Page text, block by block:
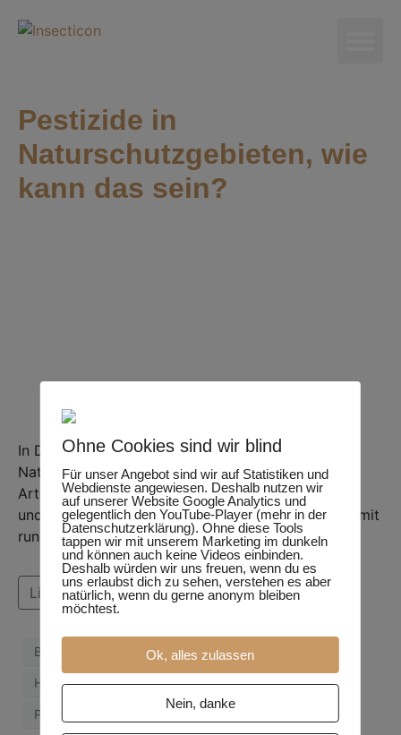
Pestizide in
Naturschutzgebieten, wie
kann das sein?
In Deutschland gibt es derzeit mehr als 8.800
Naturschutzgebiete. Sie gelten als Inseln der
Artenvielfalt, die besondere Lebensräume erhalten
und wiederherstellen. Dennoch sind dort Insekten mit
rund 16 Pestiziden belastet. Wie kann das sein?
Lies weiter
Brühl Entomologe Gifte
Hörren Insekten Naturschutzgebiete
Pestizide
Ohne Cookies sind wir blind
Für unser Angebot sind wir auf Statistiken und
Webdienste angewiesen. Deshalb nutzen wir
auf unserer Website Google Analytics und
gelegentlich den YouTube-Player (mehr in der
Datenschutzerklärung). Ohne diese Tools
tappen wir mit unserem Marketing im dunkeln
und können auch keine Videos einbinden.
Deshalb würden wir uns freuen, wenn du es
uns erlaubst dich zu sehen, verstehen es aber
natürlich, wenn du gerne anonym bleiben
möchtest.
Ok, alles zulassen
Nein, danke